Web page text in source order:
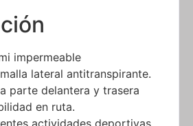
impermeable
lateral antitranspirante.
parte delantera y trasera
en ruta.